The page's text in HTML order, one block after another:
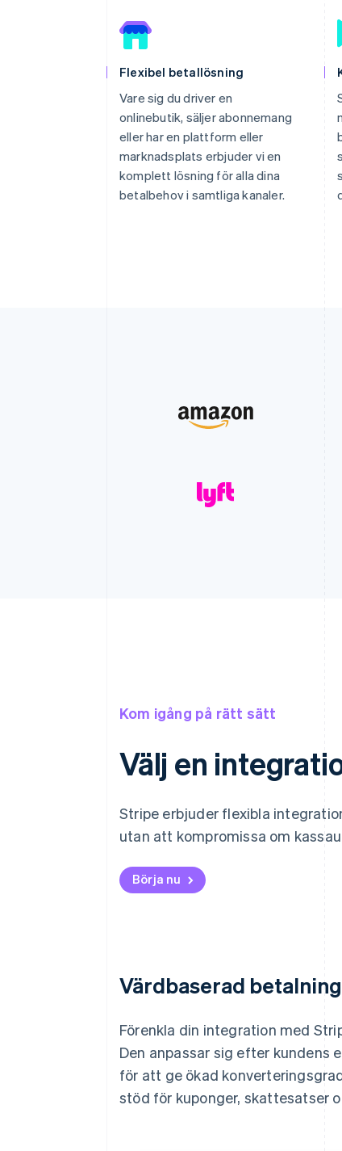
Flexibel betallösning
Vare sig du driver en
onlinebutik, säljer abonnemang
eller har en plattform eller
marknadsplats erbjuder vi en
komplett lösning för alla dina
betalbehov i samtliga kanaler.
Kom igång på rätt sätt
Välj en
Stripe erbjuder flexibla
utan att kompromissa om
Börja nu
Värdbaserad
Förenkla din integration med
Den anpassar sig efter kundens
för att ge ökad
stöd för kuponger, skattesatser